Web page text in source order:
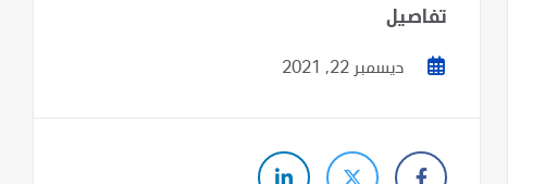
تفاصيل
ديسمبر 22, 2021